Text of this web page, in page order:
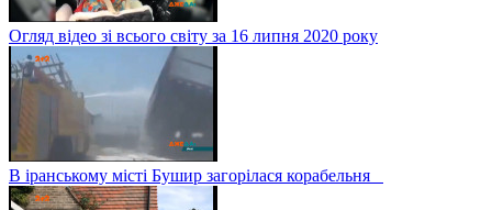
Огляд відео зі всього світу за 16 липня 2020 року
В іранському місті Бушир загорілася корабельня